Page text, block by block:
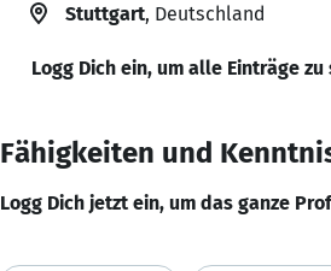
Stuttgart, Deutschland
Logg Dich ein, um alle Einträge zu
Fähigkeiten und
Logg Dich jetzt ein, um das ganze